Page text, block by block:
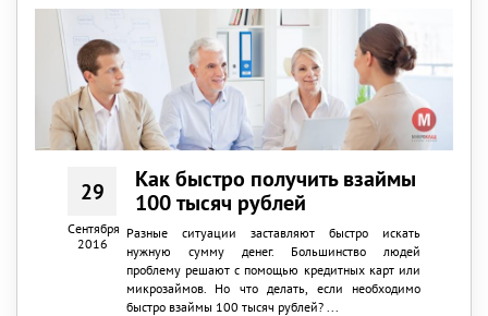
29
Сентября
2016
Как быстро получить взаймы
100 тысяч рублей
Разные ситуации заставляют быстро искать
нужную сумму денег. Большинство людей
проблему решают с помощью кредитных карт или
микрозаймов. Но что делать, если необходимо
быстро взаймы 100 тысяч рублей? ...